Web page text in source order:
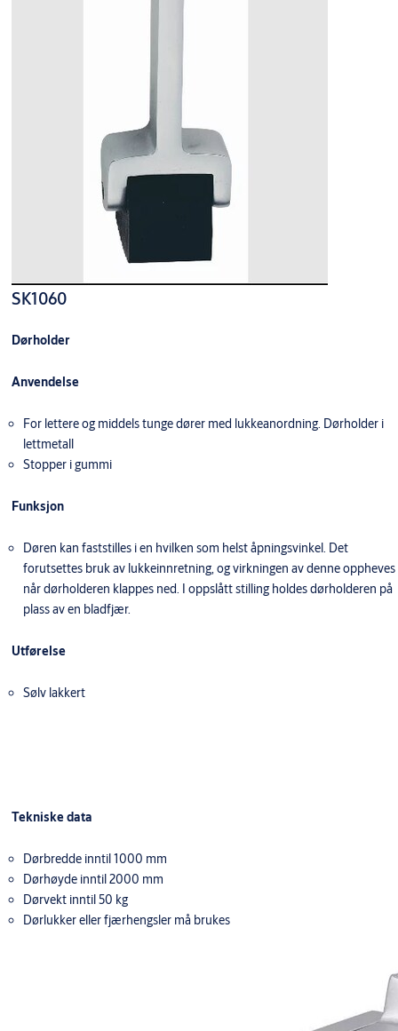
SK1060
Dørholder
Anvendelse
For lettere og middels tunge dører med lukkeanordning. Dørholder i
lettmetall
Stopper i gummi
Funksjon
Døren kan faststilles i en hvilken som helst åpningsvinkel. Det
forutsettes bruk av lukkeinnretning, og virkningen av denne oppheves
når dørholderen klappes ned. I oppslått stilling holdes dørholderen på
plass av en bladfjær.
Utførelse
Sølv lakkert
Tekniske data
Dørbredde inntil 1000 mm
Dørhøyde inntil 2000 mm
Dørvekt inntil 50 kg
Dørlukker eller fjærhengsler må brukes